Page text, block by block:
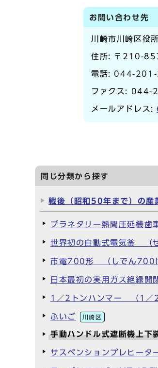
お問い合わせ先
川崎市川崎区役
住所: 〒210-
電話: 044-
ファクス:
メールアドレス:
同じ分類から探す
戦後（昭和50年まで）の産
プラネタリー熱間圧延機
世界初の自動式電気釜 （
市電700形 （しでん700
日本最初の実用ガス絶縁
1／2トンハンマー （1／2
ふいご 川崎区
手動ハンドル式遮断機上
サスペンションプレヒータ